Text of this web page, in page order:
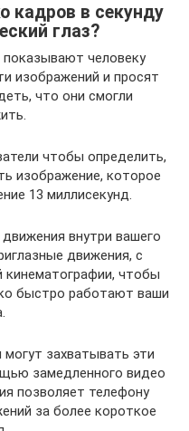
кадров в секунду
глаз?
человеку
изображений и просят
что они смогли
чтобы определить,
изображение, которое
13 миллисекунд.
внутри вашего
движения, с
чтобы
быстро работают ваши
захватывать эти
замедленного видео
позволяет телефону
за более короткое